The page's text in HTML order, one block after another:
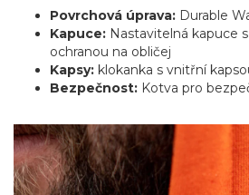
Povrchová úprava: Durable
Kapuce: Nastavitelná kapuce
ochranou na obličej
Kapsy: klokanka s vnitřní
Bezpečnost: Kotva pro